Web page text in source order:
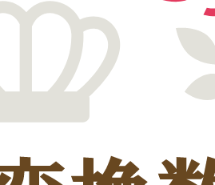
ONE】 をご選択ください。
を変換する方法
JWW
などの主要フォーマットに
iPhone 等すべてのデバイ
ドラッグ＆ドロップ